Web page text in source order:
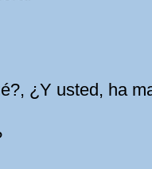
¿Y usted, ha